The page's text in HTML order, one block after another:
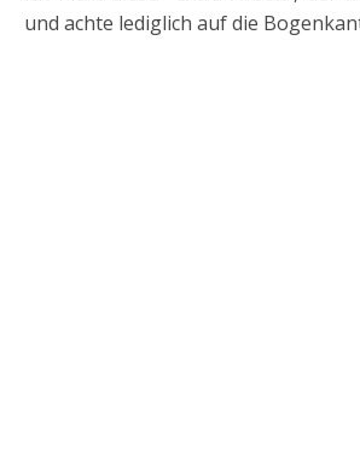
und achte lediglich auf die